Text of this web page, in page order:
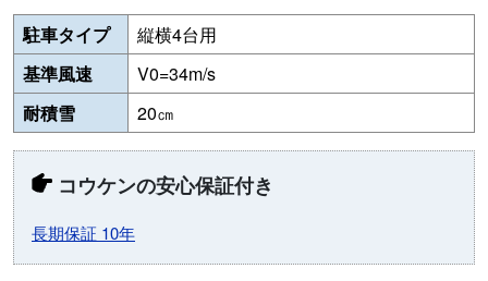
駐車タイプ
縦横4台用
基準風速
V0=34m/s
耐積雪
20㎝
コウケンの安心保証付き
長期保証 10年